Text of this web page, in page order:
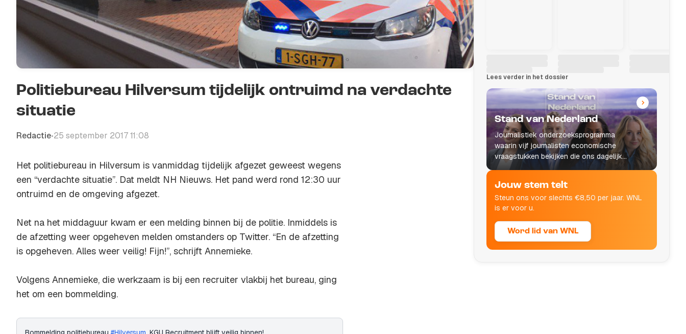
Politiebureau Hilversum tijdelijk ontruimd na verdachte
situatie
Redactie•25 september 2017 11:08
Het politiebureau in Hilversum is vanmiddag tijdelijk afgezet geweest wegens
een “verdachte situatie”. Dat meldt NH Nieuws. Het pand werd rond 12:30 uur
ontruimd en de omgeving afgezet.
Net na het middaguur kwam er een melding binnen bij de politie. Inmiddels is
de afzetting weer opgeheven melden omstanders op Twitter. “En de afzetting
is opgeheven. Alles weer veilig! Fijn!”, schrijft Annemieke.
Volgens Annemieke, die werkzaam is bij een recruiter vlakbij het bureau, ging
het om een bommelding.
Lees verder in het dossier
Stand van Nederland
Journalistiek onderzoeksprogramma
waarin vijf journalisten economische
vraagstukken bekijken die ons dagelijks
leven raken.
Jouw stem telt
Steun ons voor slechts €8,50 per jaar. WNL
is er voor u.
Word lid van WNL